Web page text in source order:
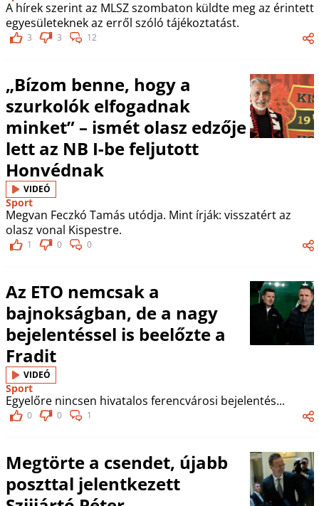
A hírek szerint az MLSZ szombaton küldte meg az érintett
egyesületeknek az erről szóló tájékoztatást.
3 3 12
„Bízom benne, hogy a
szurkolók elfogadnak
minket” – ismét olasz edzője
lett az NB I-be feljutott
Honvédnak
VIDEÓ
Sport
Megvan Feczkó Tamás utódja. Mint írják: visszatért az
olasz vonal Kispestre.
1 0 0
Az ETO nemcsak a
bajnokságban, de a nagy
bejelentéssel is beelőzte a
Fradit
VIDEÓ
Sport
Egyelőre nincsen hivatalos ferencvárosi bejelentés...
0 0 1
Megtörte a csendet, újabb
poszttal jelentkezett